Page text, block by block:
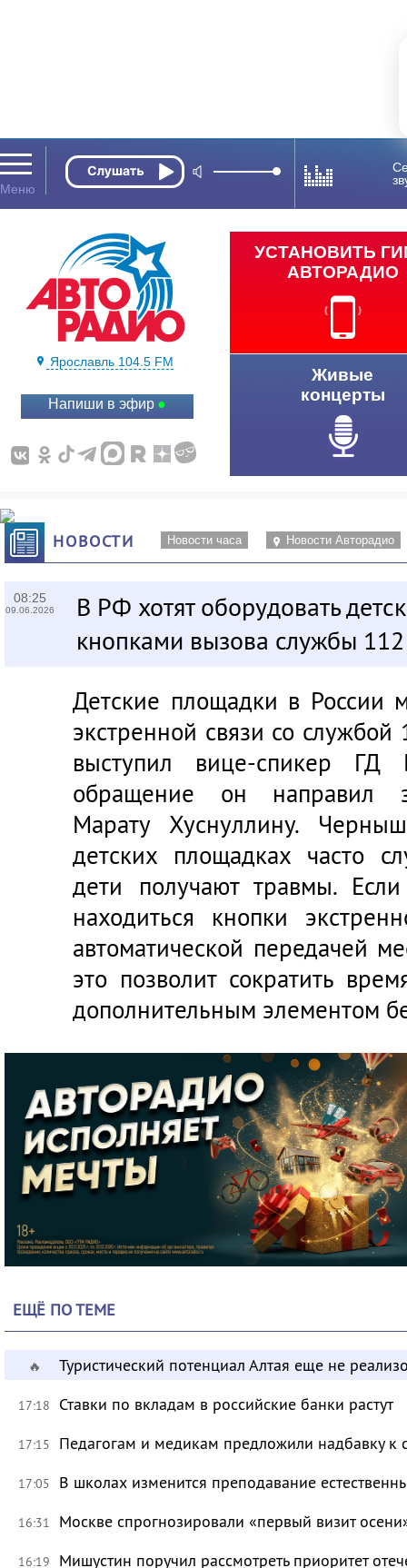
Ярославль 104.5 FM
Напиши в эфир
УСТАНОВИТЬ
АВТОРАДИО
Живые
концерты
НОВОСТИ Новости часа Новости Авторадио
08:25
09.06.2026
В РФ хотят оборудовать
кнопками вызова службы 112
Детские площадки в России
экстренной связи со
выступил вице-спикер
обращение он направил
Марату Хуснуллину.
детских площадках часто
дети получают травмы.
находиться кнопки
автоматической передачей
это позволит сократить
дополнительным элементом
ЕЩЁ ПО ТЕМЕ
🔥 Туристический потенциал Алтая еще не
17:18 Ставки по вкладам в российские банки растут
17:15 Педагогам и медикам предложили надбавку к
17:05 В школах изменится преподавание
16:31 Москве спрогнозировали «первый визит
16:19
Мишустин поручил рассмотреть приоритет